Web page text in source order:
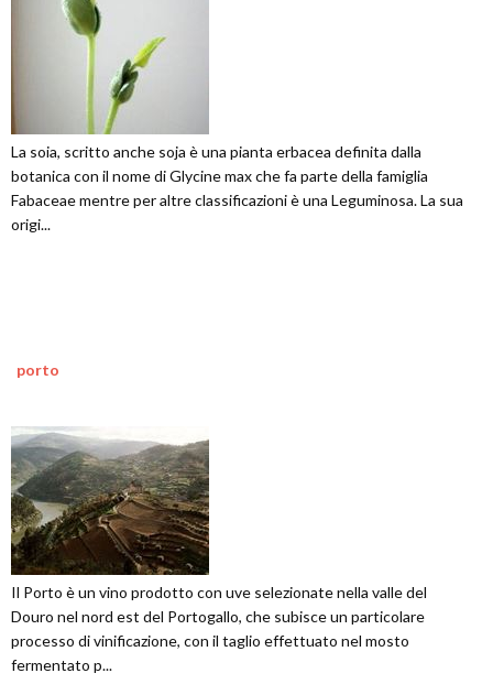
La soia, scritto anche soja è una pianta erbacea definita dalla
botanica con il nome di Glycine max che fa parte della famiglia
Fabaceae mentre per altre classificazioni è una Leguminosa. La sua
origi...
porto
Il Porto è un vino prodotto con uve selezionate nella valle del
Douro nel nord est del Portogallo, che subisce un particolare
processo di vinificazione, con il taglio effettuato nel mosto
fermentato p...